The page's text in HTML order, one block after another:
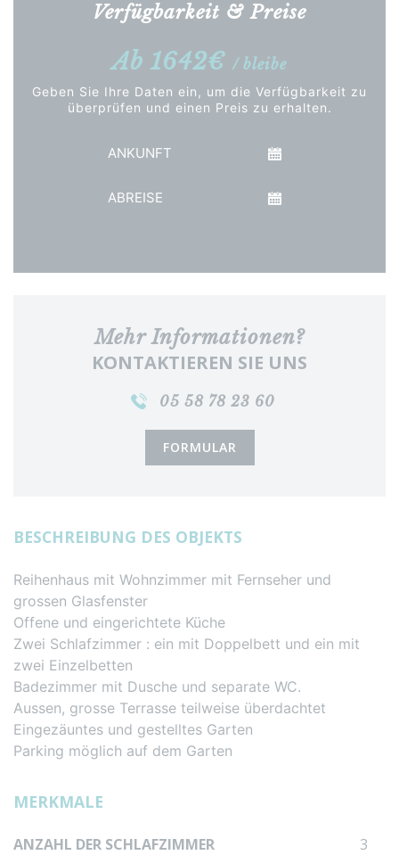
Verfügbarkeit & Preise
Ab 1642€ / bleibe
Geben Sie Ihre Daten ein, um die Verfügbarkeit zu
überprüfen und einen Preis zu erhalten.
Mehr Informationen?
KONTAKTIEREN SIE UNS
05 58 78 23 60
FORMULAR
BESCHREIBUNG DES OBJEKTS
Reihenhaus mit Wohnzimmer mit Fernseher und
grossen Glasfenster
Offene und eingerichtete Küche
Zwei Schlafzimmer : ein mit Doppelbett und ein mit
zwei Einzelbetten
Badezimmer mit Dusche und separate WC.
Aussen, grosse Terrasse teilweise überdachtet
Eingezäuntes und gestelltes Garten
Parking möglich auf dem Garten
MERKMALE
ANZAHL DER SCHLAFZIMMER 3